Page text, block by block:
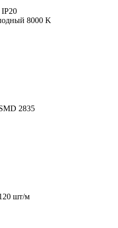
IP20
8000 K
2835
шт/м